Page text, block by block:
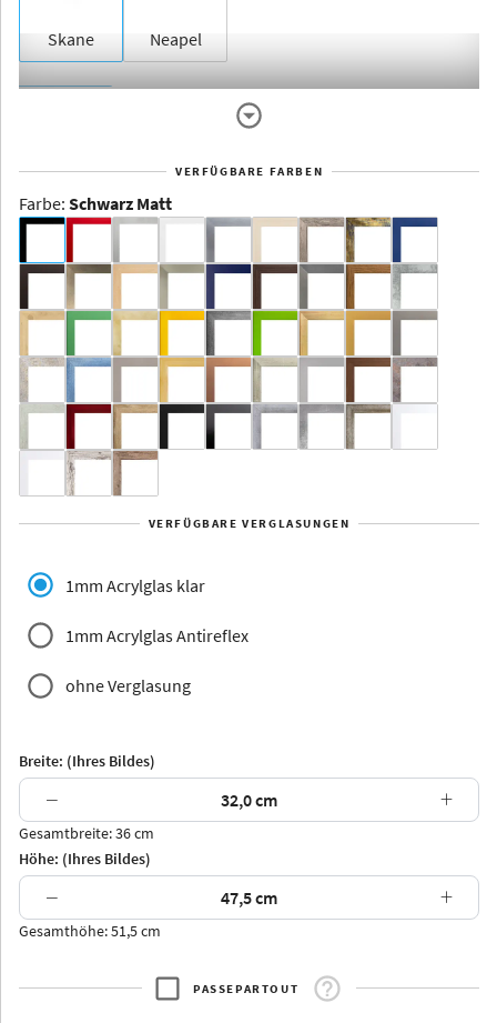
Skane Neapel
Rahmenloser
Bildhalter
Yukon
Jersey Dauphine
Arran Luzern
Thurgau
VERFÜGBARE FARBEN
Farbe: Schwarz Matt
VERFÜGBARE VERGLASUNGEN
1mm Acrylglas klar
1mm Acrylglas Antireflex
ohne Verglasung
Breite: (Ihres Bildes)
− +
Gesamtbreite: 36 cm
Höhe: (Ihres Bildes)
− +
Gesamthöhe: 51,5 cm
PASSEPARTOUT